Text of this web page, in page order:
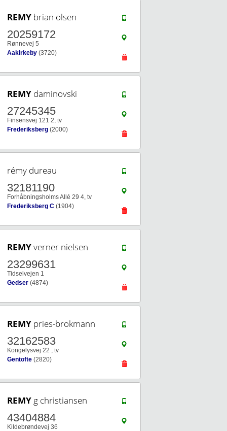
REMY brian olsen
20259172
Rønnevej 5
Aakirkeby (3720)
REMY daminovski
27245345
Finsensvej 121 2, tv
Frederiksberg (2000)
rémy dureau
32181190
Forhåbningsholms Allé 29 4, tv
Frederiksberg C (1904)
REMYverner nielsen
23299631
Tidselvejen 1
Gedser (4874)
REMY pries-brokmann
32162583
Kongelysvej 22 , tv
Gentofte (2820)
REMY g christiansen
43404884
Kildebrøndevej 36